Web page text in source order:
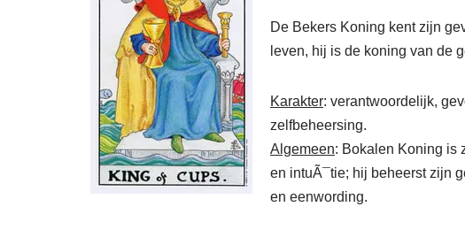
De Bekers Koning kent zijn
leven, hij is de koning van de
Karakter: verantwoordelijk,
zelfbeheersing.
Algemeen: Bokalen Koning is
en intuÃ¯tie; hij beheerst zijn
en eenwording.